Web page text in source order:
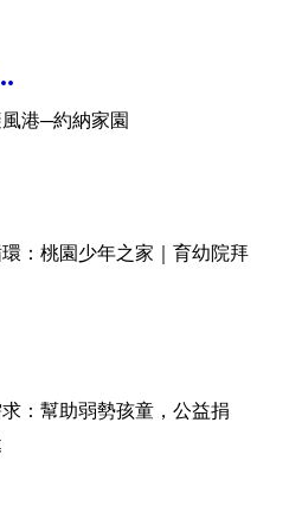
港─約納家園
：桃園少年之家｜育幼院拜
：幫助弱勢孩童，公益捐